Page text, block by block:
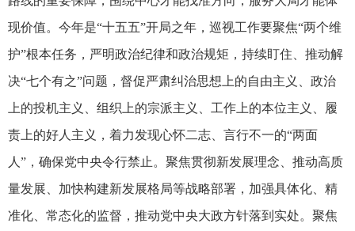
现价值。今年是“十五五”开局之年，巡视工作要聚焦“两个维
护”根本任务，严明政治纪律和政治规矩，持续盯住、推动解
决“七个有之”问题，督促严肃纠治思想上的自由主义、政治
上的投机主义、组织上的宗派主义、工作上的本位主义、履
责上的好人主义，着力发现心怀二志、言行不一的“两面
人”，确保党中央令行禁止。聚焦贯彻新发展理念、推动高质
量发展、加快构建新发展格局等战略部署，加强具体化、精
准化、常态化的监督，推动党中央大政方针落到实处。聚焦